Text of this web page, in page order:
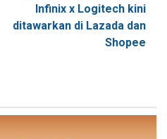
Infinix x Logitech kini
ditawarkan di Lazada dan
Shopee